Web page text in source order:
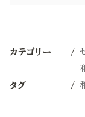
カテゴリー
タグ